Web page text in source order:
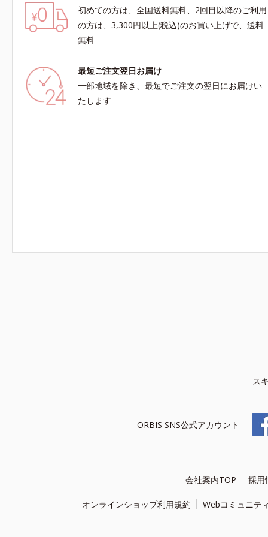
初めての方は、全国送料無料、2回目以降のご利用
の方は、3,300円以上(税込)のお買い上げで、送料
無料
最短ご注文翌日お届け
一部地域を除き、最短でご注文の翌日にお届けい
たします
ス
ORBIS SNS公式アカウント
会社案内TOP 採用
オンラインショップ利用規約 Webコミュニテ